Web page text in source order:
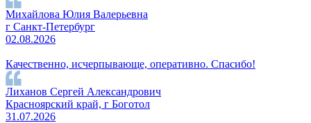
Михайлова Юлия Валерьевна
г Санкт-Петербург
02.08.2026
Качественно, исчерпывающе, оперативно. Спасибо!
Лиханов Сергей Александрович
Красноярский край, г Боготол
31.07.2026